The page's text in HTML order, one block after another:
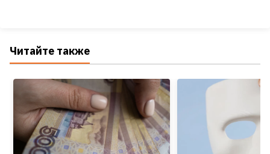
Читайте также